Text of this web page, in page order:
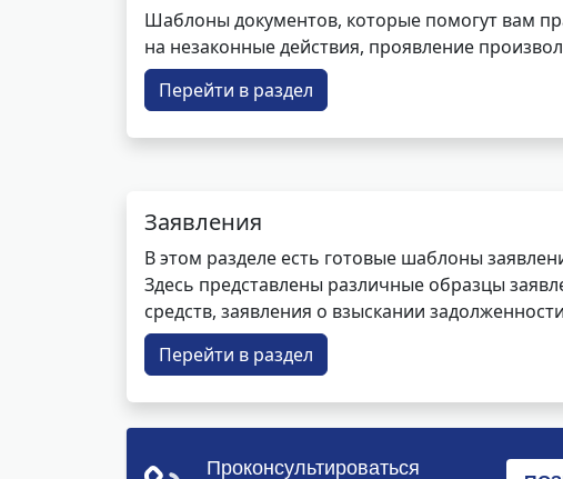
Шаблоны документов, которые помогут вам
на незаконные действия, проявление
Перейти в раздел
Заявления
В этом разделе есть готовые шаблоны
Здесь представлены различные образцы
средств, заявления о взыскании
Перейти в раздел